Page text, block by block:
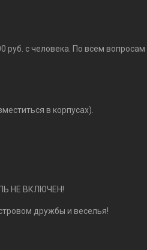
с человека. По всем вопросам
в корпусах).
НЕ ВКЛЮЧЕН!
дружбы и веселья!